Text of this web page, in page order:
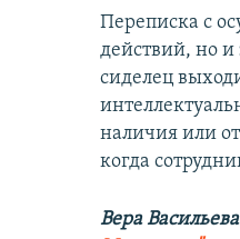
Переписка с
действий, но и
сиделец
наличия или
когда
Вера